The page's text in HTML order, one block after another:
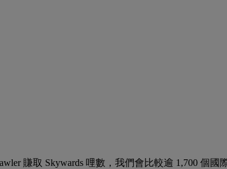
賺取 Skywards 哩數，我們會比較逾 1,700 個